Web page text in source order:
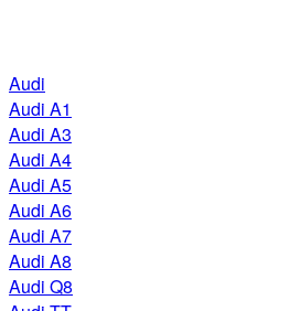
Audi
Audi A1
Audi A3
Audi A4
Audi A5
Audi A6
Audi A7
Audi A8
Audi Q8